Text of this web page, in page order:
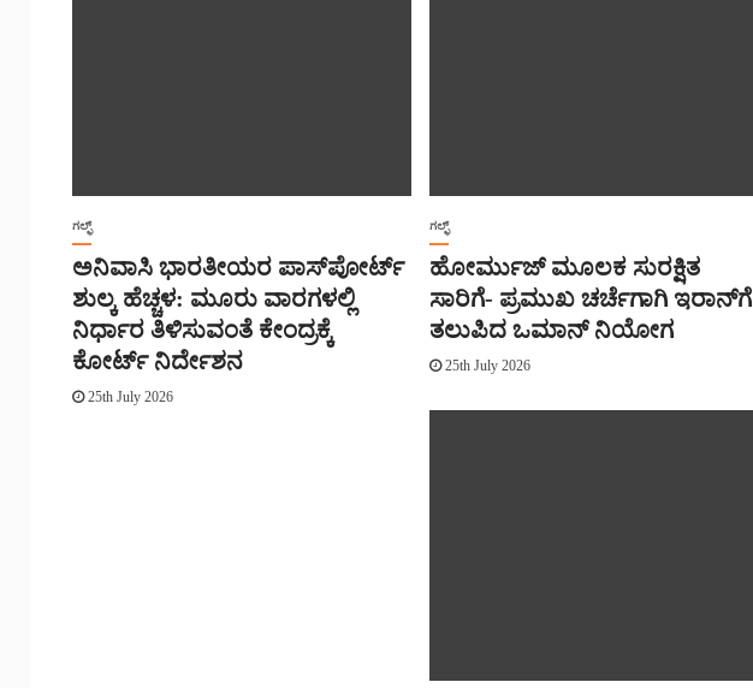
ಗಲ್ಫ್
ಅನಿವಾಸಿ ಭಾರತೀಯರ ಪಾಸ್‌ಪೋರ್ಟ್
ಶುಲ್ಕ ಹೆಚ್ಚಳ: ಮೂರು ವಾರಗಳಲ್ಲಿ
ನಿರ್ಧಾರ ತಿಳಿಸುವಂತೆ ಕೇಂದ್ರಕ್ಕೆ
ಕೋರ್ಟ್ ನಿರ್ದೇಶನ
25th July 2026
ಗಲ್ಫ್
ಹೋರ್ಮುಜ್ ಮೂಲಕ ಸುರಕ್ಷಿತ
ಸಾರಿಗೆ- ಪ್ರಮುಖ ಚರ್ಚೆಗಾಗಿ ಇರಾನ್‌ಗೆ
ತಲುಪಿದ ಒಮಾನ್ ನಿಯೋಗ
25th July 2026